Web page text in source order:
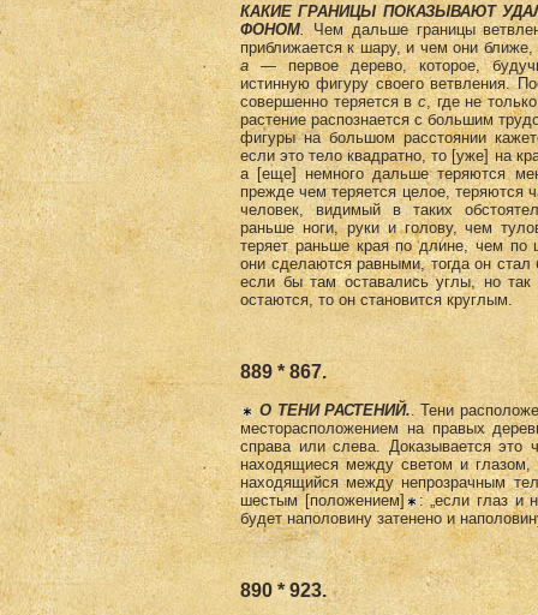
КАКИЕ ГРАНИЦЫ ПОКАЗЫВАЮТ
ФОНОМ
Чем дальше границы
приближается к шару, и чем они
а— первое дерево, которое,
истинную фигуру своего ветвления.
совершенно теряется вс , где не
растение распознается с большим
фигуры на боль­шом расстоянии
если это тело квадратно, то [уже] на
а [еще] немного дальше теряются
пре­жде чем теряется целое, теряются
человек, видимый в таких
раньше ноги, руки и голову, чем
теряет раньше края по длине, чем по
они сделаются равными, тогда он
если бы там оставались углы, но
остаются, то он становится круглым.
889 * 867.
О ТЕНИ РАСТЕНИЙ.. Тени
месторасположением на правых
справа или слева. Доказывается это
находящиеся между светом и
находящийся между непрозрачным
шестым [положением]
: „если глаз и
будет наполовину затенено и
890 * 923.